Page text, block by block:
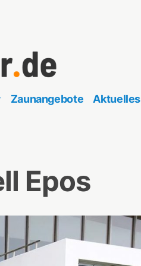
Zaunangebote Aktuelles
Epos